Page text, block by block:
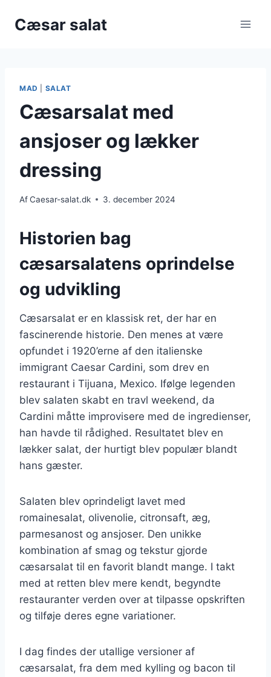
Cæsar salat
MAD SALAT
Cæsarsalat med
ansjoser og lækker
dressing
AfCaesar-salat.dk 3. december 2024
Historien bag
cæsarsalatens oprindelse
og udvikling
Cæsarsalat er en klassisk ret, der har en
fascinerende historie. Den menes at være
opfundet i 1920’erne af den italienske
immigrant Caesar Cardini, som drev en
restaurant i Tijuana, Mexico. Ifølge legenden
blev salaten skabt en travl weekend, da
Cardini måtte improvisere med de ingredienser,
han havde til rådighed. Resultatet blev en
lækker salat, der hurtigt blev populær blandt
hans gæster.
Salaten blev oprindeligt lavet med
romainesalat, olivenolie, citronsaft, æg,
parmesanost og ansjoser. Den unikke
kombination af smag og tekstur gjorde
cæsarsalat til en favorit blandt mange. I takt
med at retten blev mere kendt, begyndte
restauranter verden over at tilpasse opskriften
og tilføje deres egne variationer.
I dag findes der utallige versioner af
cæsarsalat, fra dem med kylling og bacon til